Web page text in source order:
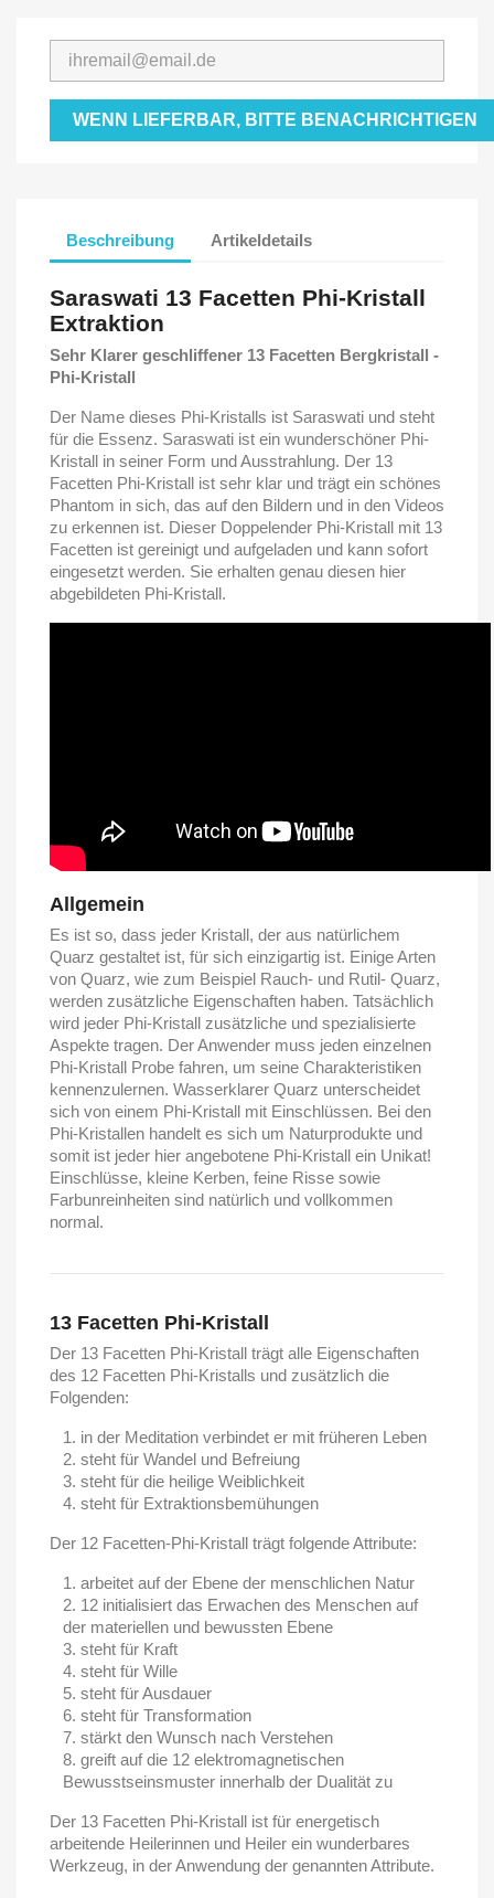
WENN LIEFERBAR, BITTE BENACHRICHTIGEN
Beschreibung Artikeldetails
Saraswati 13 Facetten Phi-Kristall
Extraktion
Sehr Klarer geschliffener 13 Facetten Bergkristall -
Phi-Kristall
Der Name dieses Phi-Kristalls ist Saraswati und steht
für die Essenz. Saraswati ist ein wunderschöner Phi-
Kristall in seiner Form und Ausstrahlung. Der 13
Facetten Phi-Kristall ist sehr klar und trägt ein schönes
Phantom in sich, das auf den Bildern und in den Videos
zu erkennen ist. Dieser Doppelender Phi-Kristall mit 13
Facetten ist gereinigt und aufgeladen und kann sofort
eingesetzt werden. Sie erhalten genau diesen hier
abgebildeten Phi-Kristall.
Allgemein
Es ist so, dass jeder Kristall, der aus natürlichem
Quarz gestaltet ist, für sich einzigartig ist. Einige Arten
von Quarz, wie zum Beispiel Rauch- und Rutil- Quarz,
werden zusätzliche Eigenschaften haben. Tatsächlich
wird jeder Phi-Kristall zusätzliche und spezialisierte
Aspekte tragen. Der Anwender muss jeden einzelnen
Phi-Kristall Probe fahren, um seine Charakteristiken
kennenzulernen. Wasserklarer Quarz unterscheidet
sich von einem Phi-Kristall mit Einschlüssen. Bei den
Phi-Kristallen handelt es sich um Naturprodukte und
somit ist jeder hier angebotene Phi-Kristall ein Unikat!
Einschlüsse, kleine Kerben, feine Risse sowie
Farbunreinheiten sind natürlich und vollkommen
normal.
13 Facetten Phi-Kristall
Der 13 Facetten Phi-Kristall trägt alle Eigenschaften
des 12 Facetten Phi-Kristalls und zusätzlich die
Folgenden:
in der Meditation verbindet er mit früheren Leben
steht für Wandel und Befreiung
steht für die heilige Weiblichkeit
steht für Extraktionsbemühungen
Der 12 Facetten-Phi-Kristall trägt folgende Attribute:
arbeitet auf der Ebene der menschlichen Natur
12 initialisiert das Erwachen des Menschen auf
der materiellen und bewussten Ebene
steht für Kraft
steht für Wille
steht für Ausdauer
steht für Transformation
stärkt den Wunsch nach Verstehen
greift auf die 12 elektromagnetischen
Bewusstseinsmuster innerhalb der Dualität zu
Der 13 Facetten Phi-Kristall ist für energetisch
arbeitende Heilerinnen und Heiler ein wunderbares
Werkzeug, in der Anwendung der genannten Attribute.